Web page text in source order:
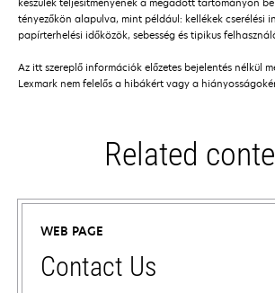
tényezőkön alapulva, mint például: kellékek cserélési
papírterhelési időközök, sebesség és tipikus
Az itt szereplő információk előzetes bejelentés nélkül
Lexmark nem felelős a hibákért vagy a
Related
WEB PAGE
Contact Us